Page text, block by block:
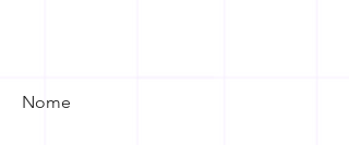
Nome